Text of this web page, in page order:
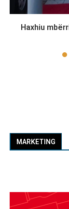
Haxhiu
MARKETING